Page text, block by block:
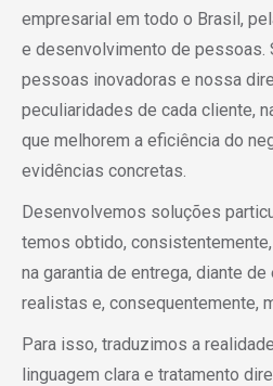
empresarial em todo o Brasil,
e desenvolvimento de pessoas.
pessoas inovadoras e nossa
peculiaridades de cada cliente,
que melhorem a eficiência do
evidências concretas.
Desenvolvemos soluções
temos obtido,
na garantia de entrega, diante
realistas e, consequentemente,
Para isso, traduzimos a
linguagem clara e tratamento